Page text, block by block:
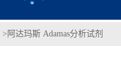
> 阿达玛斯 Adamas分析试剂